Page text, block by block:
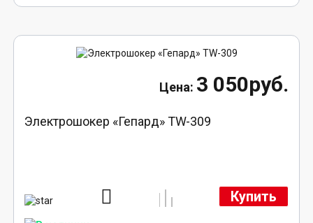
3 050руб.
Электрошокер «Гепард» TW-309
Купить